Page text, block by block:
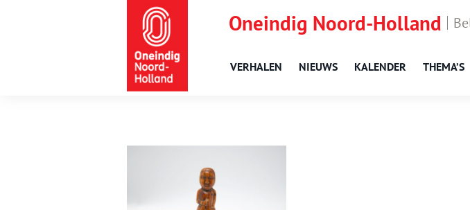
Oneindig Noord-Holland
VERHALEN NIEUWS KALENDER THEMA’S